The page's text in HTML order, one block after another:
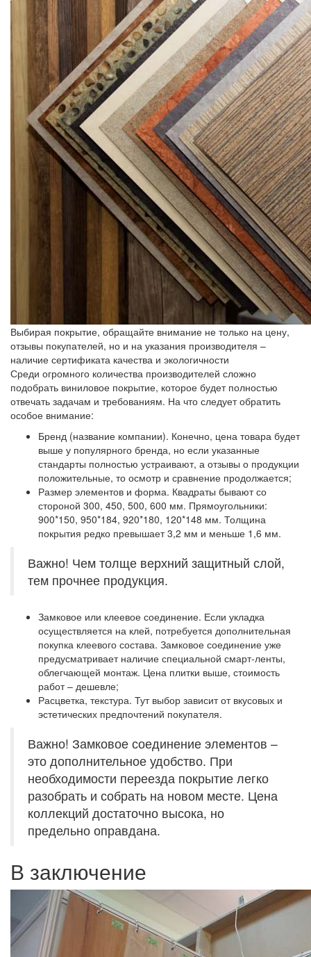
Выбирая покрытие, обращайте внимание не только на цену,
отзывы покупателей, но и на указания производителя –
наличие сертификата качества и экологичности
Среди огромного количества производителей сложно
подобрать виниловое покрытие, которое будет полностью
отвечать задачам и требованиям. На что следует обратить
особое внимание:
Бренд (название компании). Конечно, цена товара будет
выше у популярного бренда, но если указанные
стандарты полностью устраивают, а отзывы о продукции
положительные, то осмотр и сравнение продолжается;
Размер элементов и форма. Квадраты бывают со
стороной 300, 450, 500, 600 мм. Прямоугольники:
900*150, 950*184, 920*180, 120*148 мм. Толщина
покрытия редко превышает 3,2 мм и меньше 1,6 мм.
Важно! Чем толще верхний защитный слой,
тем прочнее продукция.
Замковое или клеевое соединение. Если укладка
осуществляется на клей, потребуется дополнительная
покупка клеевого состава. Замковое соединение уже
предусматривает наличие специальной смарт-ленты,
облегчающей монтаж. Цена плитки выше, стоимость
работ – дешевле;
Расцветка, текстура. Тут выбор зависит от вкусовых и
эстетических предпочтений покупателя.
Важно! Замковое соединение элементов –
это дополнительное удобство. При
необходимости переезда покрытие легко
разобрать и собрать на новом месте. Цена
коллекций достаточно высока, но
предельно оправдана.
В заключение